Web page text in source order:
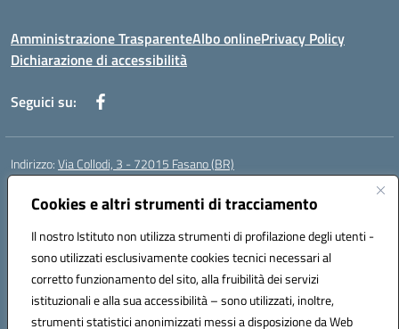
Cookies e altri strumenti di tracciamento
Il nostro Istituto non utilizza strumenti di profilazione degli utenti -
sono utilizzati esclusivamente cookies tecnici necessari al
corretto funzionamento del sito, alla fruibilità dei servizi
istituzionali e alla sua accessibilità – sono utilizzati, inoltre,
strumenti statistici anonimizzati messi a disposizione da Web
Amministrazione TrasparenteAlbo onlinePrivacy Policy
Dichiarazione di accessibilità
Seguici su:
Indirizzo:Via Collodi, 3 - 72015 Fasano (BR)
Centralino:
Posta elettronica certificata (PEC):bric839004@pec.istruzione.it
Codice fiscale: 90059320748
Codice meccanografico:BRIC839004
Codice Indice delle Pubbliche Amministrazioni (IPA): istsc_bree02200r
Codice unico di fatturazione (CUF): MIL3BD